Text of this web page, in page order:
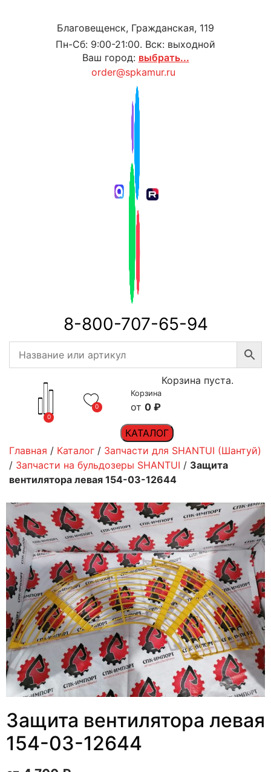
Благовещенск, Гражданская, 119
Пн-Сб: 9:00-21:00. Вск: выходной
Ваш город: выбрать...
order@spkamur.ru
8-800-707-65-94
0
0
Корзина
0 ₽
Корзина пуста.
КАТАЛОГ
Главная / Каталог / Запчасти для SHANTUI (Шантуй)
/ Запчасти на бульдозеры SHANTUI / Защита
вентилятора левая 154-03-12644
Защита вентилятора левая
154-03-12644